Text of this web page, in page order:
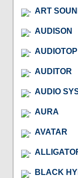
ART
AUDISON
AUDIOTOP
AUDITOR
AUDIO
AURA
AVATAR
BLACK